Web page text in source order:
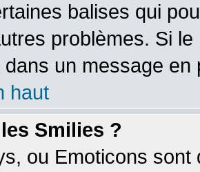
balises qui
problèmes. Si
un message
haut
Smilies ?
ou Emoticons